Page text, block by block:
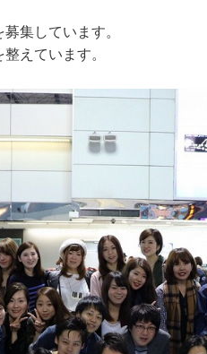
集しています。
えています。